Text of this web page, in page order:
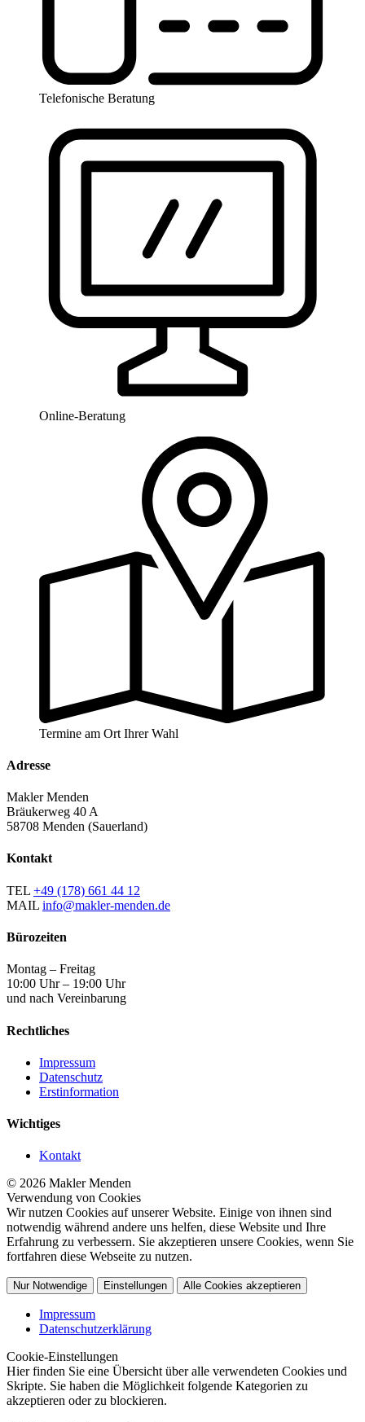
Telefonische Beratung
Online-Beratung
Termine am Ort Ihrer Wahl
Adresse
Makler Menden
Bräukerweg 40 A
58708 Menden (Sauerland)
Kontakt
TEL +49 (178) 661 44 12
MAIL info@makler-menden.de
Bürozeiten
Montag – Freitag
10:00 Uhr – 19:00 Uhr
und nach Vereinbarung
Rechtliches
Impressum
Datenschutz
Erstinformation
Wichtiges
Kontakt
© 2026 Makler Menden
Verwendung von Cookies
Wir nutzen Cookies auf unserer Website. Einige von ihnen sind
notwendig während andere uns helfen, diese Website und Ihre
Erfahrung zu verbessern. Sie akzeptieren unsere Cookies, wenn Sie
fortfahren diese Webseite zu nutzen.
Nur Notwendige Einstellungen Alle Cookies akzeptieren
Impressum
Datenschutzerklärung
Cookie-Einstellungen
Hier finden Sie eine Übersicht über alle verwendeten Cookies und
Skripte. Sie haben die Möglichkeit folgende Kategorien zu
akzeptieren oder zu blockieren.